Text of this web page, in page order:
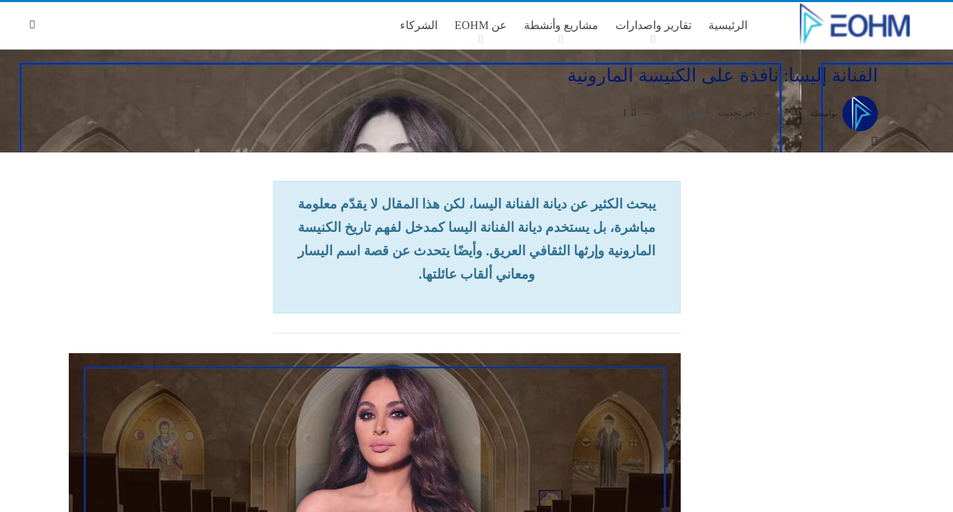
الرئيسية تقارير واصدارات مشاريع وأنشطة عن EOHM الشركاء
الفنانة إليسا: نافذة على الكنيسة المارونية
بواسطة EOHM آخر تحديث
يبحث الكثير عن ديانة الفنانة اليسا، لكن هذا المقال لا يقدّم معلومة
مباشرة، بل يستخدم ديانة الفنانة اليسا كمدخل لفهم تاريخ الكنيسة
المارونية وإرثها الثقافي العريق. وأيضًا يتحدث عن قصة اسم اليسار
ومعاني ألقاب عائلتها.